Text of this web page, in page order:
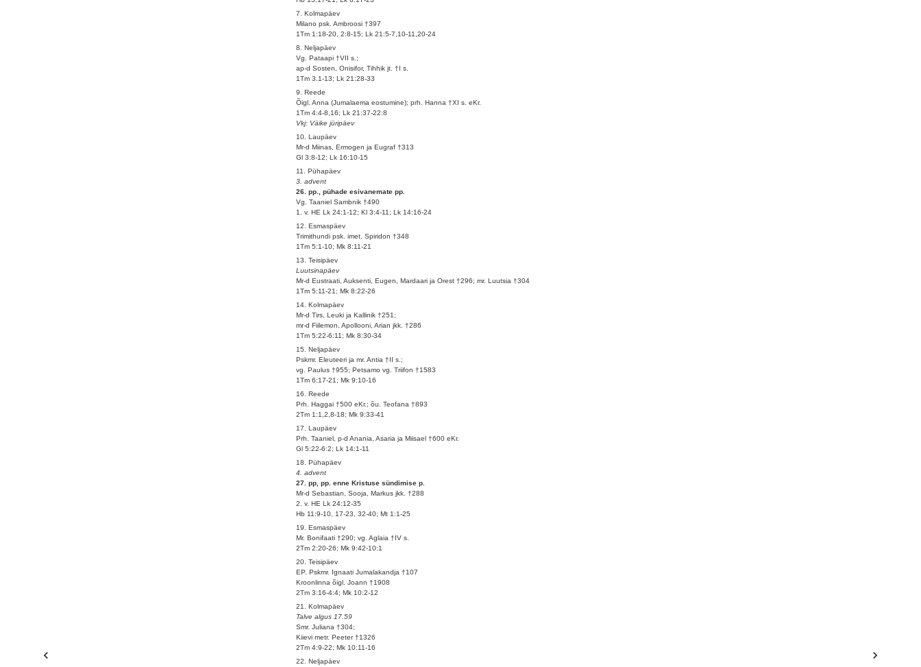
7. Kolmapäev
Milano psk. Ambroosi †397
1Tm 1:18-20, 2:8-15; Lk 21:5-7,10-11,20-24
8. Neljapäev
Vg. Pataapi †VII s.;
ap-d Sosten, Onisifor, Tihhik jt. †I s.
1Tm 3.1-13; Lk 21:28-33
9. Reede
Õigl. Anna (Jumalaema eostumine); prh. Hanna †XI s. eKr.
1Tm 4:4-8,16; Lk 21:37-22:8
Vkj: Väike jüripäev
10. Laupäev
Mr-d Miinas, Ermogen ja Eugraf †313
Gl 3:8-12; Lk 16:10-15
11. Pühapäev
3. advent
26. pp., pühade esivanemate pp.
Vg. Taaniel Sambnik †490
1. v. HE Lk 24:1-12; Kl 3:4-11; Lk 14:16-24
12. Esmaspäev
Trimithundi psk. imet. Spiridon †348
1Tm 5:1-10; Mk 8:11-21
13. Teisipäev
Luutsinapäev
Mr-d Eustraati, Auksenti, Eugen, Mardaari ja Orest †296; mr. Luutsia †304
1Tm 5:11-21; Mk 8:22-26
14. Kolmapäev
Mr-d Tirs, Leuki ja Kallinik †251;
mr-d Fiilemon, Apollooni, Arian jkk. †286
1Tm 5:22-6:11; Mk 8:30-34
15. Neljapäev
Pskmr. Eleuteeri ja mr. Antia †II s.;
vg. Paulus †955; Petsamo vg. Triifon †1583
1Tm 6:17-21; Mk 9:10-16
16. Reede
Prh. Haggai †500 eKr.; õu. Teofana †893
2Tm 1:1,2,8-18; Mk 9:33-41
17. Laupäev
Prh. Taaniel, p-d Anania, Asaria ja Miisael †600 eKr.
Gl 5:22-6:2; Lk 14:1-11
18. Pühapäev
4. advent
27. pp, pp. enne Kristuse sündimise p.
Mr-d Sebastian, Sooja, Markus jkk. †288
2. v. HE Lk 24:12-35
Hb 11:9-10, 17-23, 32-40; Mt 1:1-25
19. Esmaspäev
Mr. Bonifaati †290; vg. Aglaia †IV s.
2Tm 2:20-26; Mk 9:42-10:1
20. Teisipäev
EP. Pskmr. Ignaati Jumalakandja †107
Kroonlinna õigl. Joann †1908
2Tm 3:16-4:4; Mk 10:2-12
21. Kolmapäev
Talve algus 17.59
Smr. Juliana †304;
Kiievi metr. Peeter †1326
2Tm 4:9-22; Mk 10:11-16
22. Neljapäev